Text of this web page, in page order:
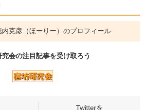
克彦（ほーりー）のプロフィール
究会の注目記事を受け取ろう